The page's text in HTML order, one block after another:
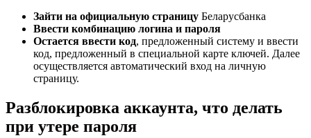
Зайти на официальную страницу Беларусбанка
Ввести комбинацию логина и пароля
Остается ввести код, предложенный систему и ввести
код, предложенный в специальной карте ключей. Далее
осуществляется автоматический вход на личную
страницу.
Разблокировка аккаунта, что делать
при утере пароля